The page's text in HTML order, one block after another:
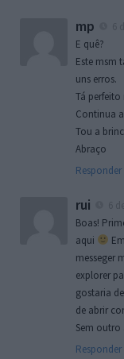
mp
E quê?
Este msm
uns erros.
Tá perfeito
Continua
Tou a
Abraço
Responder
rui
Boas!
aqui
messeger
explorer
gostaria
de abrir
Sem outro
Responder